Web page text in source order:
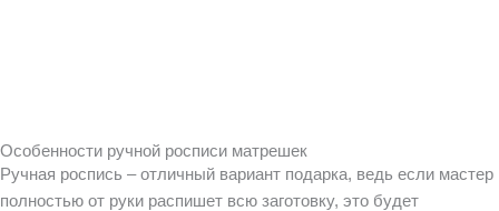
Особенности ручной росписи матрешек
Ручная роспись – отличный вариант подарка, ведь если мастер
полностью от руки распишет всю заготовку, это будет